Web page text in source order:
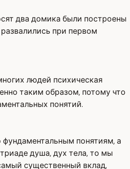
два домика были построены
при первом
людей психическая
таким образом, потому что
понятий.
понятиям, а
душа, дух тела, то мы
существенный вклад,